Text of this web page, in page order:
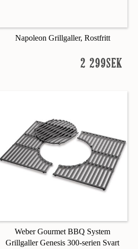
Napoleon Grillgaller, Rostfritt
2 299SEK
Weber Gourmet BBQ System
Grillgaller Genesis 300-serien Svart